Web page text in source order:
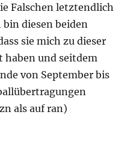
Falschen letztendlich
bin diesen beiden
sie mich zu dieser
haben und seitdem
von September bis
als auf ran)